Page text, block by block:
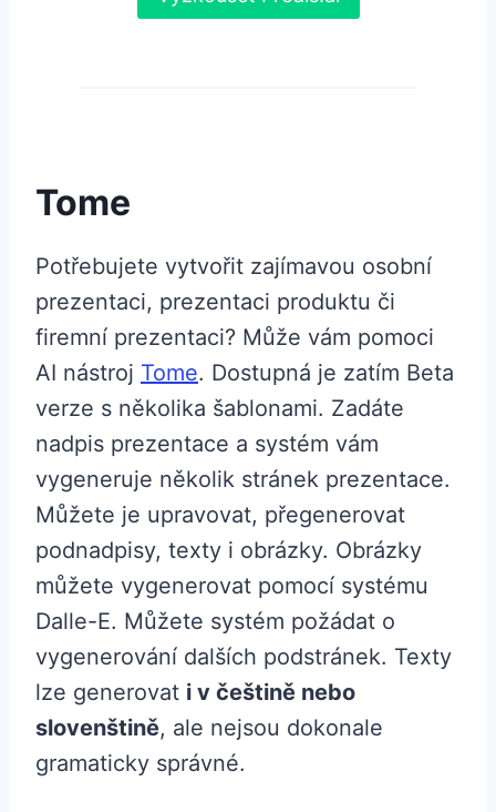
Tome
Potřebujete vytvořit zajímavou osobní
prezentaci, prezentaci produktu či
firemní prezentaci? Může vám pomoci
AI nástroj Tome. Dostupná je zatím Beta
verze s několika šablonami. Zadáte
nadpis prezentace a systém vám
vygeneruje několik stránek prezentace.
Můžete je upravovat, přegenerovat
podnadpisy, texty i obrázky. Obrázky
můžete vygenerovat pomocí systému
Dalle-E. Můžete systém požádat o
vygenerování dalších podstránek. Texty
lze generovat i v češtině nebo
slovenštině, ale nejsou dokonale
gramaticky správné.